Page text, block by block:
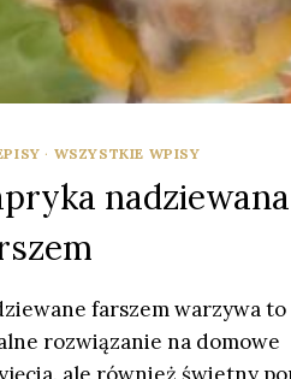
· WSZYSTKIE WPISY
nadziewana
farszem warzywa to
rozwiązanie na domowe